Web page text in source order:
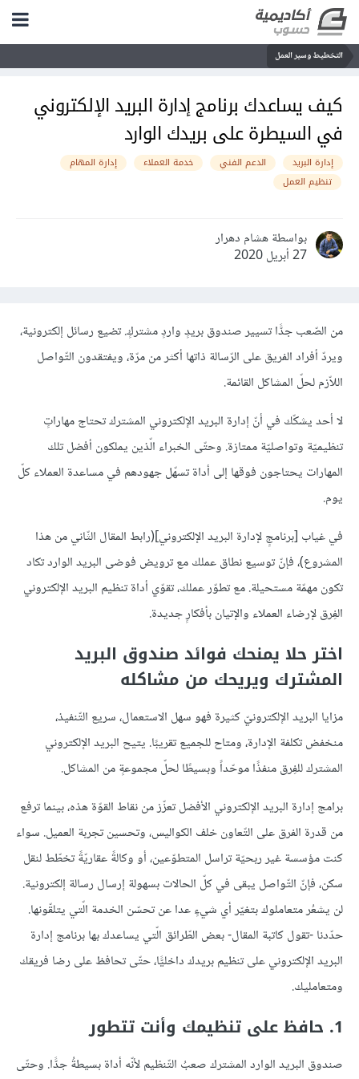
التخطيط وسير العمل
كيف يساعدك برنامج إدارة البريد الإلكتروني
في السيطرة على بريدك الوارد
إدارة البريد الدعم الفني خدمة العملاء
إدارة المهام
تنظيم العمل
بواسطة هشام دهرار
27 أبريل 2020
من الصّعب جدًّا تسيير صندوق بريدٍ واردٍ مشتركٍ. تضيع رسائل إلكترونية،
ويردّ أفراد الفريق على الرّسالة ذاتها أكثر من مرّة، ويفتقدون التّواصل
اللاّزم لحلّ المشاكل القائمة.
لا أحد يشكّك في أنّ إدارة البريد الإلكتروني المشترك تحتاج مهاراتٍ
تنظيميّة وتواصليّة ممتازة. وحتّى الخبراء الّذين يملكون أفضل تلك
المهارات يحتاجون فوقها إلى أداة تسهّل جهودهم في مساعدة العملاء كلّ
يوم.
في غياب [برنامجٍ لإدارة البريد الإلكتروني](رابط المقال الثّاني من هذا
المشروع)، فإنّ توسيع نطاق عملك مع ترويض فوضى البريد الوارد تكاد
تكون مهمّة مستحيلة. مع تطوّر عملك، تقوّي أداة تنظيم البريد الإلكتروني
الفِرق لإرضاء العملاء والإتيان بأفكارٍ جديدة.
اختر حلا يمنحك فوائد صندوق البريد
المشترك ويريحك من مشاكله
مزايا البريد الإلكترونيّ كثيرة فهو سهل الاستعمال، سريع التّنفيذ،
منخفض تكلفة الإدارة، ومتاح للجميع تقريبًا. يتيح البريد الإلكتروني
المشترك للفِرق منفذًا موحّداً وبسيطًا لحلّ مجموعةٍ من المشاكل.
برامج إدارة البريد الإلكتروني الأفضل تعزّز من نقاط القوّة هذه، بينما ترفع
من قدرة الفرق على التّعاون خلف الكواليس، وتحسين تجربة العميل. سواء
كنت مؤسسة غير ربحيّة تراسل المتطوّعين، أو وكالةً عقاريّةً تخطّط لنقل
سكن، فإنّ التّواصل يبقى في كلّ الحالات بسهولة إرسال رسالة إلكترونية.
لن يشعُر متعاملوك بتغيّر أي شيءٍ عدا عن تحسّن الخدمة الّتي يتلقّونها.
حدّدنا -تقول كاتبة المقال- بعض الطّرائق الّتي يساعدك بها برنامج إدارة
البريد الإلكتروني على تنظيم بريدك داخليًّا، حتّى تحافظ على رضا فريقك
ومتعامليك.
1. حافظ على تنظيمك وأنت تتطور
صندوق البريد الوارد المشترك صعبُ التّنظيم لأنّه أداة بسيطةُ جدًّا. وحتّى